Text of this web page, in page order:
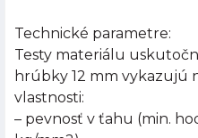
Technické parametre:
Testy materiálu
hrúbky 12 mm vykazujú
vlastnosti:
– pevnosť v ťahu (min.